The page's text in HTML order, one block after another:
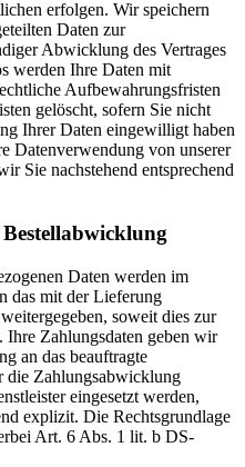
erfolgen. Wir speichern
Daten zur
Abwicklung des Vertrages
werden Ihre Daten mit
Aufbewahrungsfristen
gelöscht, sofern Sie nicht
Ihrer Daten eingewilligt haben
Datenverwendung von unserer
Sie nachstehend entsprechend
Daten werden im
das mit der Lieferung
soweit dies zur
Zahlungsdaten geben wir
an das beauftragte
die Zahlungsabwicklung
eingesetzt werden,
explizit. Die Rechtsgrundlage
Art. 6 Abs. 1 lit. b DS-